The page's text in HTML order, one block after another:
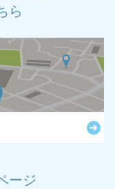
ら
ージ